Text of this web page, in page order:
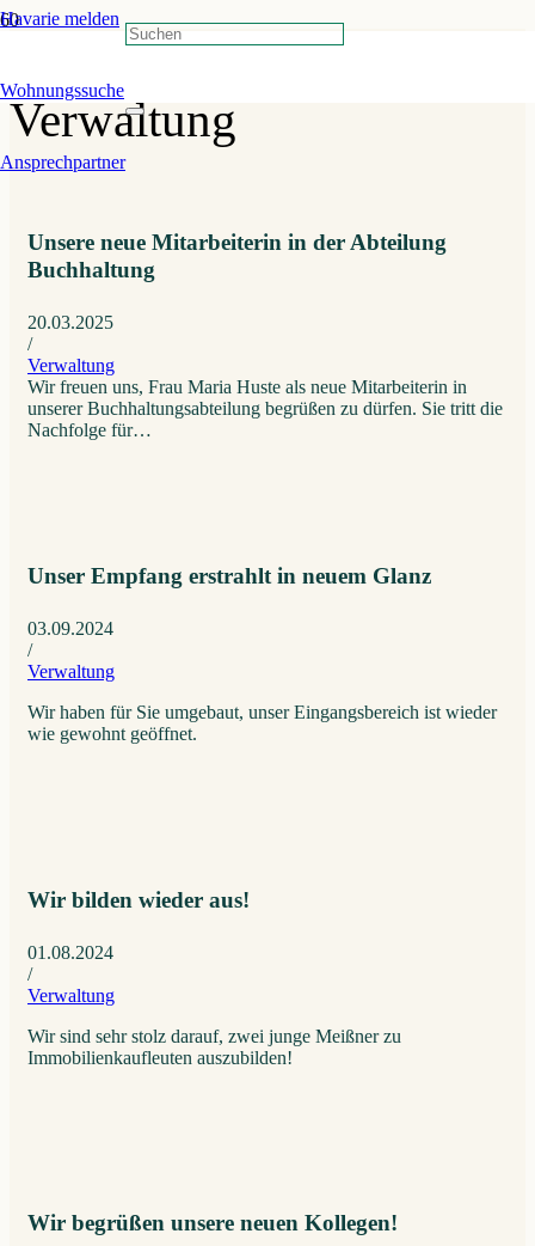
Havarie melden
Wohnungssuche
Ansprechpartner
Kategorie:
Verwaltung
Unsere neue Mitarbeiterin in der Abteilung
Buchhaltung
20.03.2025
/
Verwaltung
Wir freuen uns, Frau Maria Huste als neue Mitarbeiterin in
unserer Buchhaltungsabteilung begrüßen zu dürfen. Sie tritt die
Nachfolge für…
Unser Empfang erstrahlt in neuem Glanz
03.09.2024
/
Verwaltung
Wir haben für Sie umgebaut, unser Eingangsbereich ist wieder
wie gewohnt geöffnet.
Wir bilden wieder aus!
01.08.2024
/
Verwaltung
Wir sind sehr stolz darauf, zwei junge Meißner zu
Immobilienkaufleuten auszubilden!
Wir begrüßen unsere neuen Kollegen!